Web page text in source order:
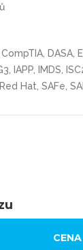
DASA,
IAPP, IMDS,
Hat, SAFe,
CENA